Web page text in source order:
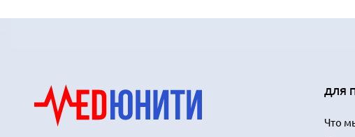
ДЛЯ
Что